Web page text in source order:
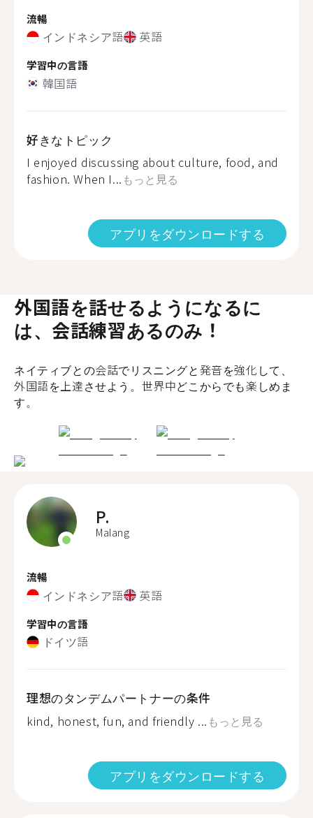
流暢
インドネシア語 英語
学習中の言語
韓国語
好きなトピック
I enjoyed discussing about culture, food, and
fashion. When I... もっと見る
アプリをダウンロードする
外国語を話せるようになるに
は、会話練習あるのみ！
ネイティブとの会話でリスニングと発音を強化して、
外国語を上達させよう。世界中どこからでも楽しめま
す。
P.
Malang
流暢
インドネシア語 英語
学習中の言語
ドイツ語
理想のタンデムパートナーの条件
kind, honest, fun, and friendly ... もっと見る
アプリをダウンロードする